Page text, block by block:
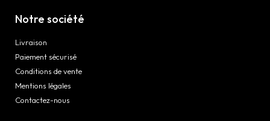
Notre société
Livraison
Paiement sécurisé
Conditions de vente
Mentions légales
Contactez-nous